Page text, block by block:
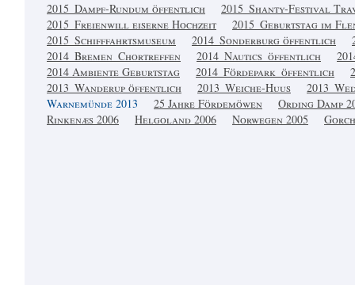
2015_Dampf-Rundum öffentlich
2015_Shanty-Festival
2015_Freienwill eiserne Hochzeit
2015_Geburtstag im
2015_Schifffahrtsmuseum
2014_Sonderburg öffentlich
2014_Bremen_Chortreffen
2014_Nautics_öffentlich
2014 Ambiente Geburtstag
2014_Fördepark_öffentlich
2013_Wanderup öffentlich
2013_Weiche-Huus
Warnemünde 2013
25 Jahre Fördemöwen
Ording Damp
Rinkenæs 2006
Helgoland 2006 Norwegen 2005